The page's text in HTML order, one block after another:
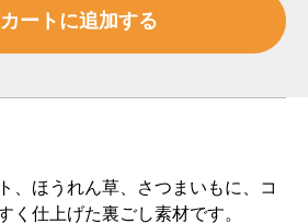
、ほうれん草、さつまいもに、コ
く仕上げた裏ごし素材です。